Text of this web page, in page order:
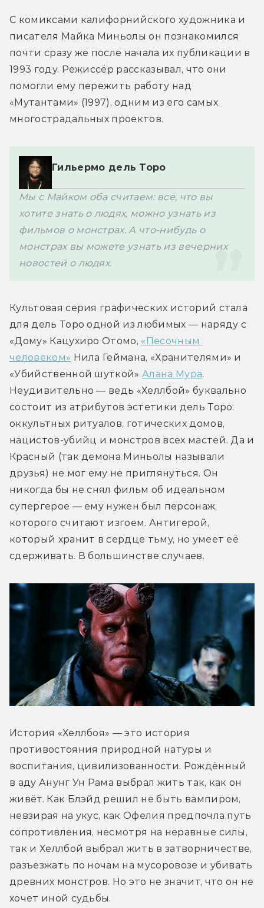
С комиксами калифорнийского художника и
писателя Майка Миньолы он познакомился
почти сразу же после начала их публикации в
1993 году. Режиссёр рассказывал, что они
помогли ему пережить работу над
«Мутантами» (1997), одним из его самых
многострадальных проектов.
Гильермо дель Торо
Мы с Майком оба считаем: всё, что вы
хотите знать о людях, можно узнать из
фильмов о монстрах. А что-нибудь о
монстрах вы можете узнать из вечерних
новостей о людях.
Культовая серия графических историй стала
для дель Торо одной из любимых — наряду с
«Дому» Кацухиро Отомо, «Песочным
человеком» Нила Геймана, «Хранителями» и
«Убийственной шуткой» Алана Мура.
Неудивительно — ведь «Хеллбой» буквально
состоит из атрибутов эстетики дель Торо:
оккультных ритуалов, готических домов,
нацистов-убийц и монстров всех мастей. Да и
Красный (так демона Миньолы называли
друзья) не мог ему не приглянуться. Он
никогда бы не снял фильм об идеальном
супергерое — ему нужен был персонаж,
которого считают изгоем. Антигерой,
который хранит в сердце тьму, но умеет её
сдерживать. В большинстве случаев.
История «Хеллбоя» — это история
противостояния природной натуры и
воспитания, цивилизованности. Рождённый
в аду Анунг Ун Рама выбрал жить так, как он
живёт. Как Блэйд решил не быть вампиром,
невзирая на укус, как Офелия предпочла путь
сопротивления, несмотря на неравные силы,
так и Хеллбой выбрал жить в затворничестве,
разъезжать по ночам на мусоровозе и убивать
древних монстров. Но это не значит, что он не
хочет иной судьбы.